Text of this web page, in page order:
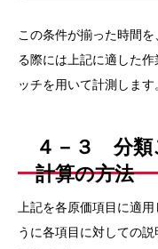
この条件が揃った時間
る際には上記に適した
ッチを用いて計測します
４－３ 分類
計算の方法
上記を各原価項目に適
うに各項目に対しての